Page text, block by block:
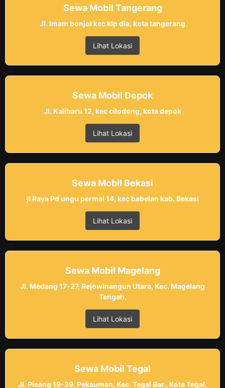
Sewa Mobil Tangerang
Jl. Imam bonjol kec klp dia, kota tangerang
Lihat Lokasi
Sewa Mobil Depok
Jl. Kalibaru 12, kec cilodong, kota depok
Lihat Lokasi
Sewa Mobil Bekasi
jl Raya Pd ungu permai 14, kec babelan kab. Bekasi
Lihat Lokasi
Sewa Mobil Magelang
Jl. Medang 17-27, Rejowinangun Utara, Kec. Magelang
Tengah,
Lihat Lokasi
Sewa Mobil Tegal
Jl. Pisang 19-29, Pekauman, Kec. Tegal Bar., Kota Tegal,